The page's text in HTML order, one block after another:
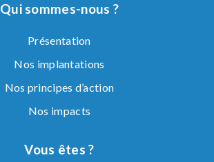
Qui sommes-nous ?
Présentation
Nos implantations
Nos principes d’action
Nos impacts
Vous êtes ?